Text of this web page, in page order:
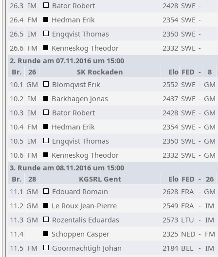
26.3 IM Bator Robert 2428 SWE -
26.4 FM Hedman Erik 2354 SWE -
26.5 IM Engqvist Thomas 2350 SWE -
26.6 FM Kenneskog Theodor 2332 SWE -
2. Runde am 07.11.2016 um 15:00
Br.
26 SK Rockaden Elo FED - 8
10.1 GM Blomqvist Erik 2552 SWE - GM
10.2 IM Barkhagen Jonas 2437 SWE - GM
10.3 IM Bator Robert 2428 SWE - GM
10.4 FM Hedman Erik 2354 SWE - GM
10.5 IM Engqvist Thomas 2350 SWE - GM
10.6 FM Kenneskog Theodor 2332 SWE - GM
3. Runde am 08.11.2016 um 15:00
Br.
28 KGSRL Gent Elo FED - 26
11.1 GM Edouard Romain 2628 FRA - GM
11.2 GM Le Roux Jean-Pierre 2549 FRA - IM
11.3 GM Rozentalis Eduardas 2573 LTU - IM
11.4
Schoppen Casper 2325 NED - FM
11.5 FM Goormachtigh Johan 2184 BEL - IM